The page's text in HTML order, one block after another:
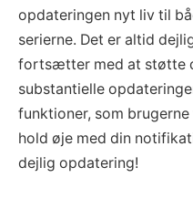
opdateringen nyt liv til
serierne. Det er altid
fortsætter med at støtte
substantielle
funktioner, som
hold øje med din
dejlig opdatering!